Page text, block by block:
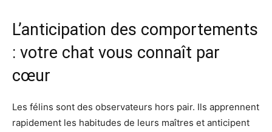
L’anticipation des comportements
: votre chat vous connaît par
cœur
Les félins sont des observateurs hors pair. Ils apprennent
rapidement les habitudes de leurs maîtres et anticipent